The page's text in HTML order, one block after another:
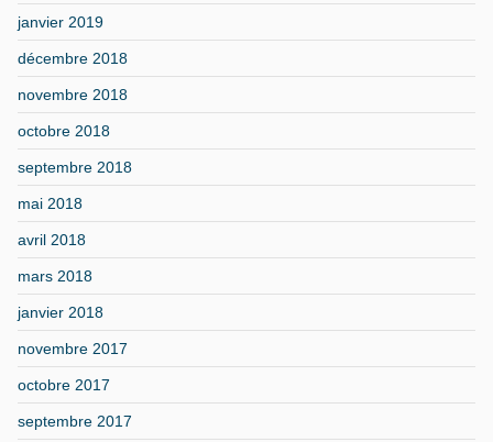
janvier 2019
décembre 2018
novembre 2018
octobre 2018
septembre 2018
mai 2018
avril 2018
mars 2018
janvier 2018
novembre 2017
octobre 2017
septembre 2017